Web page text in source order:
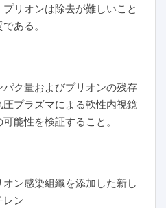
リオンは除去が難しいこと
ある。
ク量およびプリオンの残存
プラズマによる軟性内視鏡
能性を検証すること。
ン感染組織を添加した新し
レン